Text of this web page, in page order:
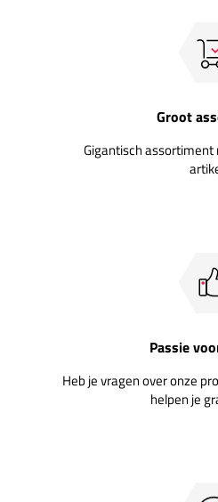
Groot
Gigantisch
Passie
Heb je vragen over onze
helpen je